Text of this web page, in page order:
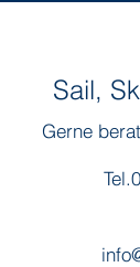
Sail,
Gerne